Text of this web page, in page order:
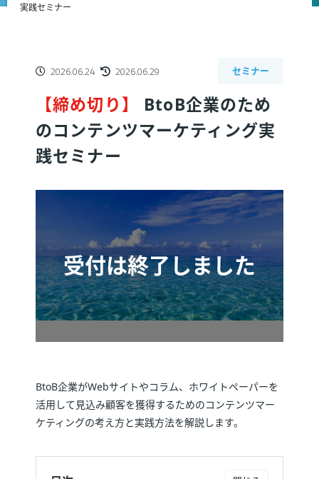
実践セミナー
2026.06.24 2026.06.29 セミナー
BtoB企業のため
のコンテンツマーケティング実
践セミナー
BtoB企業がWebサイトやコラム、ホワイトペーパーを
活用して見込み顧客を獲得するためのコンテンツマー
ケティングの考え方と実践方法を解説します。